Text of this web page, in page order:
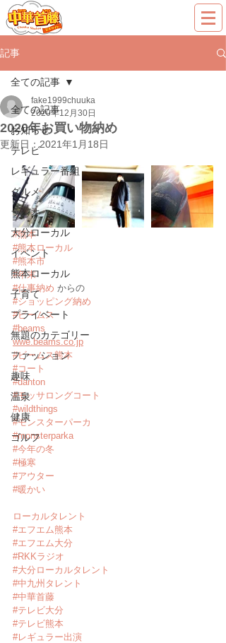
記事
全ての記事
お知らせ
テレビ
レギュラー番組
グルメ
ラジオ
大分ローカル
イベント
熊本ローカル
子育て
プライベート
無題のカテゴリー
ファッション
趣味
温泉
健康
ゴルフ
全ての記事
2020年お買い物納め
fake1999chuuka
2020年12月30日
更新日：2021年1月18日
#熊本
#熊本ローカル
#熊本市
#年末
#仕事納め からの
#ショッピング納め
#ビームス
#beams
wwe.beams.co.jp
#ビームス熊本
#コート
#danton
#モッサロングコート
#wildthings
#モンスターパーカ
#monsterparka
#今年の冬
#極寒
#アウター
#暖かい
ローカルタレント
#エフエム熊本
#エフエム大分
#RKKラジオ
#大分ローカルタレント
#中九州タレント
#中華首藤
#テレビ大分
#テレビ熊本
#レギュラー出演